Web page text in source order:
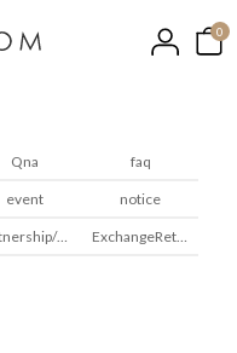
0
Qna faq
event notice
Partnership/Wholesale ExchangeReturns